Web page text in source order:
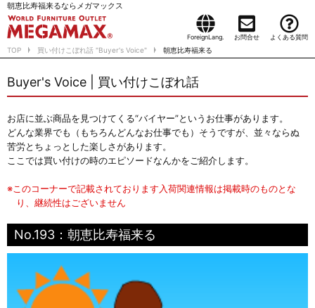
朝恵比寿福来るならメガマックス
ForeignLang. お問合せ よくある質問
TOP 買い付けこぼれ話 "Buyer's Voice" 朝恵比寿福来る
Buyer's Voice | 買い付けこぼれ話
お店に並ぶ商品を見つけてくる“バイヤー”というお仕事があります。
どんな業界でも（もちろんどんなお仕事でも）そうですが、並々ならぬ
苦労とちょっとした楽しさがあります。
ここでは買い付けの時のエピソードなんかをご紹介します。
※このコーナーで記載されております入荷関連情報は掲載時のものとな
り、継続性はございません
No.193：朝恵比寿福来る